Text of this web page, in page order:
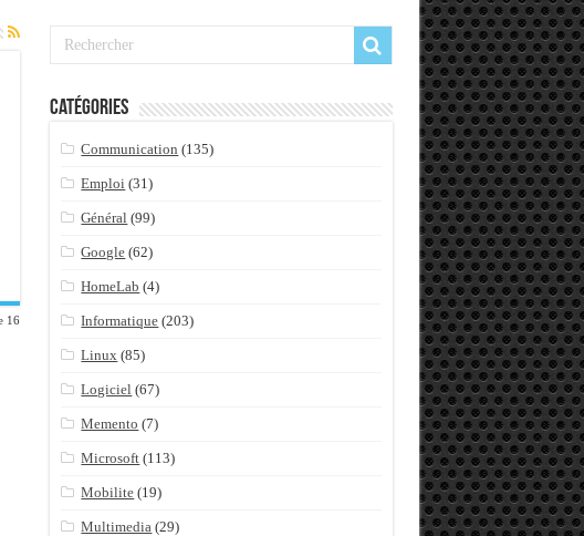
16
Catégories
Communication (135)
Emploi (31)
Général (99)
Google (62)
HomeLab (4)
Informatique (203)
Linux (85)
Logiciel (67)
Memento (7)
Microsoft (113)
Mobilite (19)
Multimedia (29)